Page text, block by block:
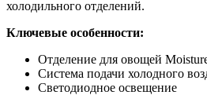
холодильного отделений.
Ключевые особенности:
Отделение для овощей
Система подачи холодного
Светодиодное освещение